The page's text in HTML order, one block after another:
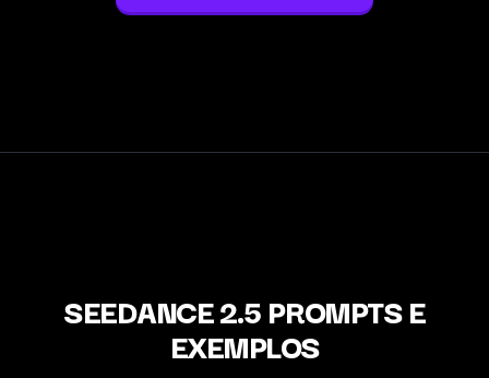
SEEDANCE 2.5 PROMPTS E
EXEMPLOS